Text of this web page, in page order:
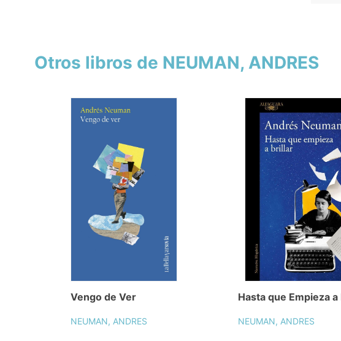
Otros libros de NEUMAN, ANDRES
Vengo de Ver
NEUMAN, ANDRES
Hasta que Empieza
NEUMAN, ANDRES